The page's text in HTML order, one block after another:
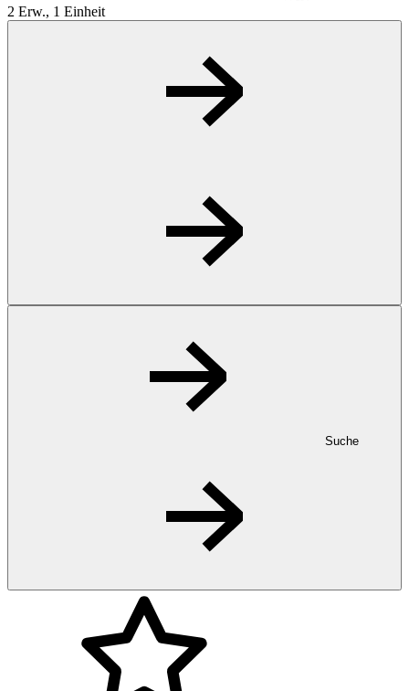
2 Erw., 1 Einheit
Suche